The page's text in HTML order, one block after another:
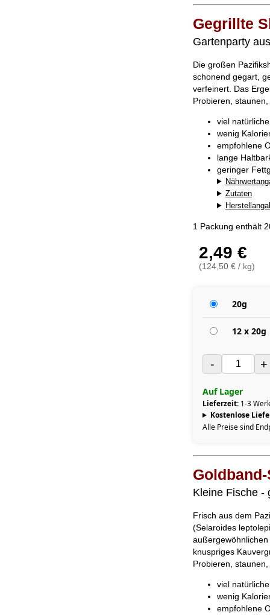
Gegrillte
Gartenparty
Die großen
schonend gegart,
verfeinert. Das
Probieren,
viel
wenig
empfohlene
lange
geringer
Zutaten
1 Packung enthält
2,49 €
(124,50 € / kg)
20g
12 x 20g
- +
Auf Lager
Lieferzeit: 1-3
Kostenlose
Alle Preise sind
Kleine Fische -
Frisch aus dem
(Selaroides
knuspriges
Probieren,
viel
wenig
empfohlene